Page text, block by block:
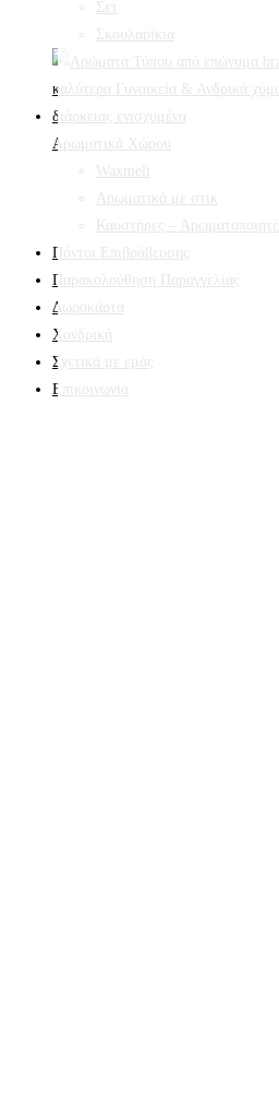
Σετ
Σκουλαρίκια
Αρωματικά Χώρου
Waxmelt
Αρωματικά με στικ
Καυστήρες – Αρωματοποιητές
Πόντοι Επιβράβευσης
Παρακολούθηση Παραγγελίας
Δωροκάρτα
Χονδρική
Σχετικά με εμάς
Επικοινωνία